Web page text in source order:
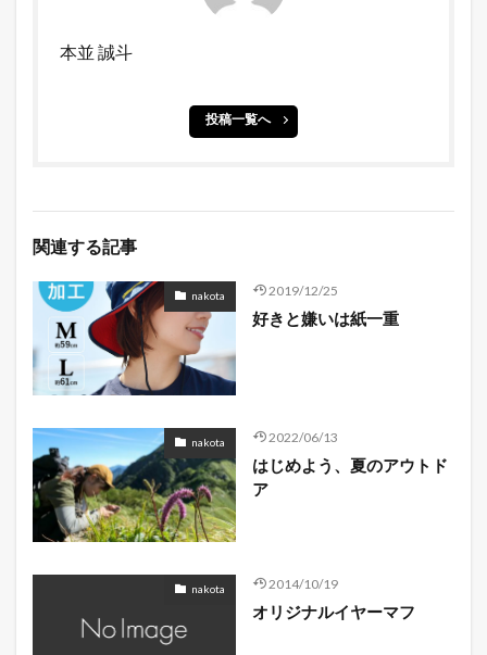
本並 誠斗
投稿一覧へ
関連する記事
nakota 2019/12/25
好きと嫌いは紙一重
nakota 2022/06/13
はじめよう、夏のアウトド
ア
nakota 2014/10/19
オリジナルイヤーマフ